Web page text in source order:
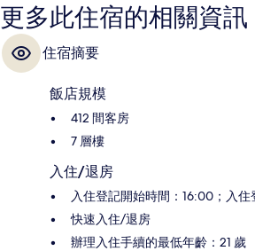
更多此住宿的相關資訊
住宿摘要
飯店規模
412 間客房
7 層樓
入住/退房
入住登記開始時間：16:00；入
快速入住/退房
辦理入住手續的最低年齡：21 歲